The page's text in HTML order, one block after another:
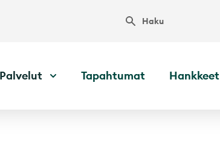
Haku
Palvelut Tapahtumat Hankkeet